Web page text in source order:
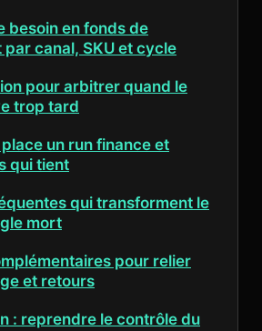
besoin en fonds de
par canal, SKU et cycle
pour arbitrer quand le
trop tard
un run finance et
qui tient
qui transforment le
mort
pour relier
et retours
: reprendre le contrôle du